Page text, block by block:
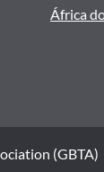
África
(GBTA)